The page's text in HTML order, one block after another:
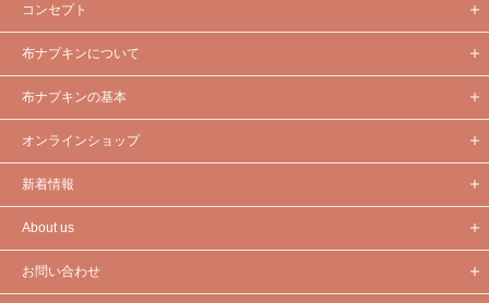
コンセプト
布ナプキンについて
布ナプキンの基本
オンラインショップ
新着情報
About us
お問い合わせ